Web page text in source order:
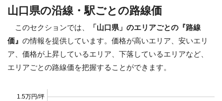
山口県の沿線・駅ごとの路線価
このセクションでは、
「山口県」のエリアごとの『路線
価』 の情報を提供しています。価格が高いエリア、安いエリ
ア、価格が上昇しているエリア、下落しているエリアなど、
エリアごとの路線価を把握することができます。
1.5万円/坪